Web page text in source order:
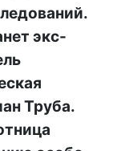
экс-
Труба.